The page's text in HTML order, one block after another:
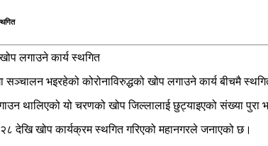
सञ्चालन भइरहेको कोरोनाविरुद्धको खोप लगाउने कार्य बीचमै
थालिएको यो चरणको खोप जिल्लालाई छुट्याइएको संख्या पुरा
देखि खोप कार्यक्रम स्थगित गरिएको महानगरले जनाएको छ।